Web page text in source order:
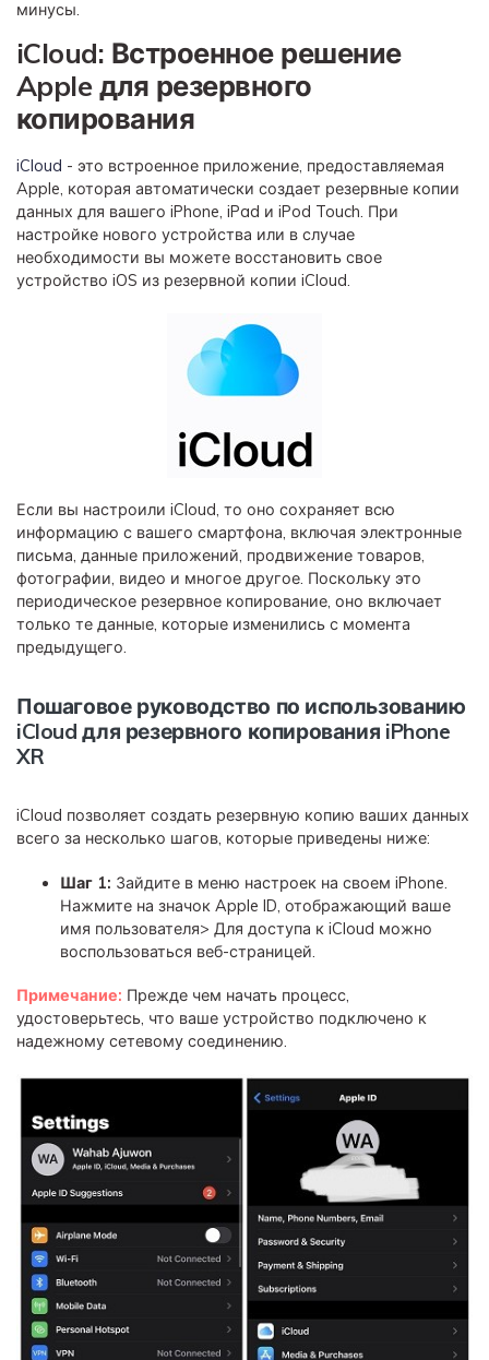
минусы.
iCloud: Встроенное решение
Apple для резервного
копирования
iCloud - это встроенное приложение, предоставляемая
Apple, которая автоматически создает резервные копии
данных для вашего iPhone, iPad и iPod Touch. При
настройке нового устройства или в случае
необходимости вы можете восстановить свое
устройство iOS из резервной копии iCloud.
Если вы настроили iCloud, то оно сохраняет всю
информацию с вашего смартфона, включая электронные
письма, данные приложений, продвижение товаров,
фотографии, видео и многое другое. Поскольку это
периодическое резервное копирование, оно включает
только те данные, которые изменились с момента
предыдущего.
Пошаговое руководство по использованию
iCloud для резервного копирования iPhone
XR
iCloud позволяет создать резервную копию ваших данных
всего за несколько шагов, которые приведены ниже:
Шаг 1: Зайдите в меню настроек на своем iPhone.
Нажмите на значок Apple ID, отображающий ваше
имя пользователя> Для доступа к iCloud можно
воспользоваться веб-страницей.
Примечание: Прежде чем начать процесс,
удостоверьтесь, что ваше устройство подключено к
надежному сетевому соединению.